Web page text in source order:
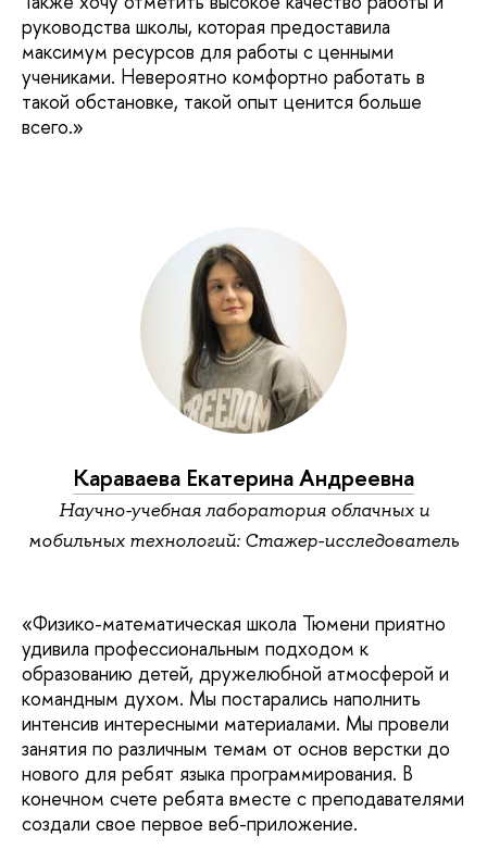
руководства школы, которая предоставила
максимум ресурсов для работы с ценными
учениками. Невероятно комфортно работать в
такой обстановке, такой опыт ценится больше
всего.»
Караваева Екатерина Андреевна
Научно-учебная лаборатория облачных и
мобильных технологий: Стажер-исследователь
«Физико-математическая школа Тюмени приятно
удивила профессиональным подходом к
образованию детей, дружелюбной атмосферой и
командным духом. Мы постарались наполнить
интенсив интересными материалами. Мы провели
занятия по различным темам от основ верстки до
нового для ребят языка программирования. В
конечном счете ребята вместе с преподавателями
создали свое первое веб-приложение.